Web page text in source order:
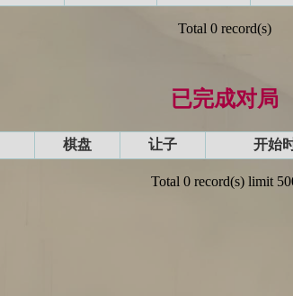
Total 0 record(s)
已完成对局
棋盘 让子 开始
Total 0 record(s) limit